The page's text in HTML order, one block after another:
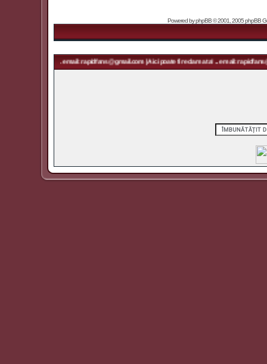
Powered byphpBB© 2001, 2005 phpBB
... email: rapidfans@gmail.com | Aici poate fi reclama ta! ... email: rapidfans@gmail.com